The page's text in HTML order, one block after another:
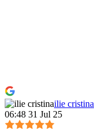
ilie cristina
06:48 31 Jul 25